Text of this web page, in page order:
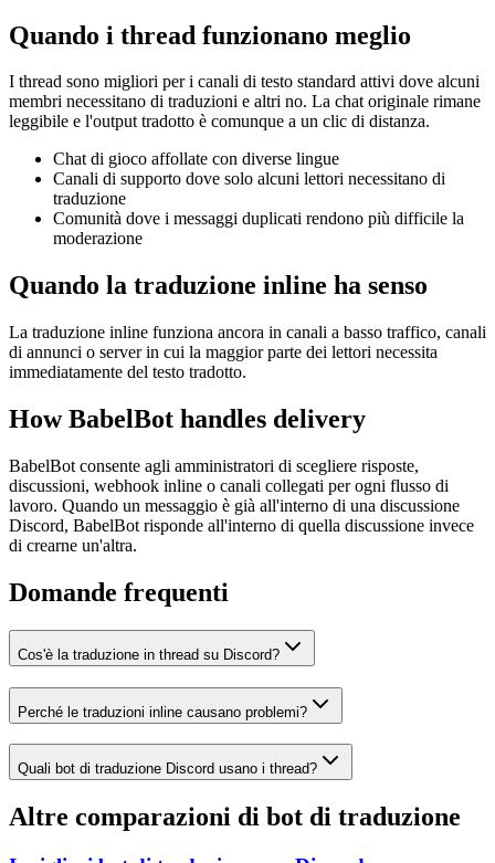
Quando i thread funzionano meglio
I thread sono migliori per i canali di testo standard attivi dove alcuni
membri necessitano di traduzioni e altri no. La chat originale rimane
leggibile e l'output tradotto è comunque a un clic di distanza.
Chat di gioco affollate con diverse lingue
Canali di supporto dove solo alcuni lettori necessitano di
traduzione
Comunità dove i messaggi duplicati rendono più difficile la
moderazione
Quando la traduzione inline ha senso
La traduzione inline funziona ancora in canali a basso traffico, canali
di annunci o server in cui la maggior parte dei lettori necessita
immediatamente del testo tradotto.
How BabelBot handles delivery
BabelBot consente agli amministratori di scegliere risposte,
discussioni, webhook inline o canali collegati per ogni flusso di
lavoro. Quando un messaggio è già all'interno di una discussione
Discord, BabelBot risponde all'interno di quella discussione invece
di crearne un'altra.
Domande frequenti
Cos'è la traduzione in thread su Discord?
Perché le traduzioni inline causano problemi?
Quali bot di traduzione Discord usano i thread?
Altre comparazioni di bot di traduzione